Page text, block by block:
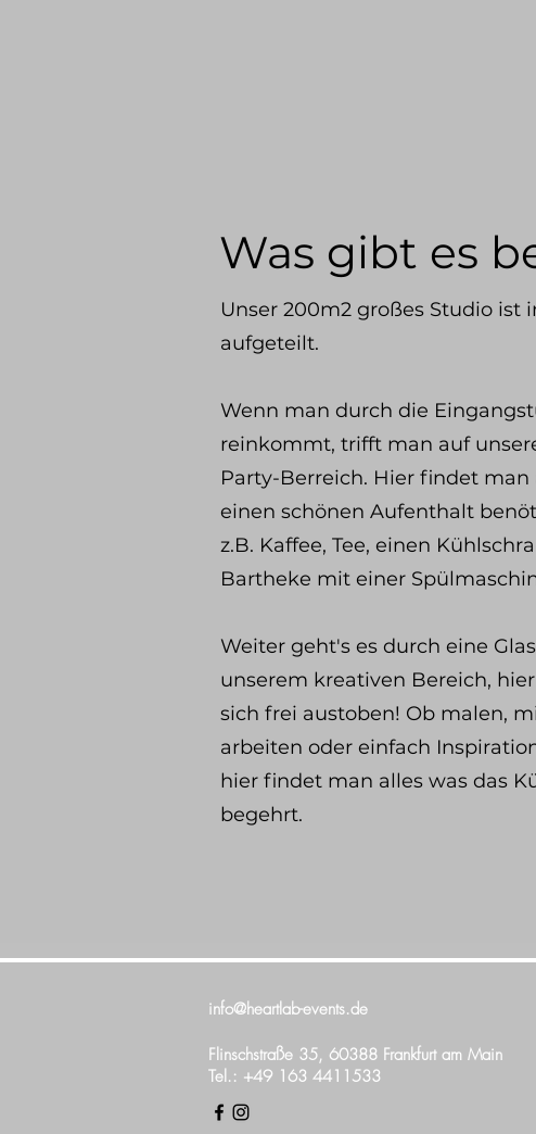
Was gibt es
Unser 200m2 großes Studio ist
aufgeteilt.
Wenn man durch die
reinkommt, trifft man auf
Party-Berreich. Hier findet man
einen schönen Aufenthalt
z.B. Kaffee, Tee, einen
Bartheke mit einer
Weiter geht's es durch eine
unserem kreativen Bereich,
sich frei austoben! Ob malen,
arbeiten oder einfach
hier findet man alles was das
begehrt.
info@heartlab-events.de
Flinschstraße 35, 60388 Frankfurt am Main
Tel.: +49 163 4411533​​